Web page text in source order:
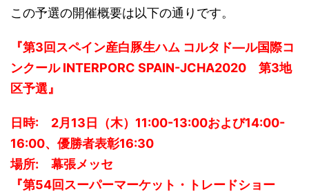
この予選の開催概要は以下の通りです。
『第3回スペイン産白豚生ハム コルタド―ル国際コ
ンクール INTERPORC SPAIN-JCHA2020 第3地
区予選』
日時: 2月13日（木）11:00-13:00および14:00-
16:00、優勝者表彰16:30
場所: 幕張メッセ
『第54回スーパーマーケット・トレードショー